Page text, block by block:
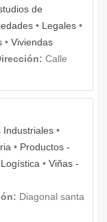
de
• Legales •
• Viviendas
Calle
Industriales •
• Productos -
• Viñas -
Diagonal santa